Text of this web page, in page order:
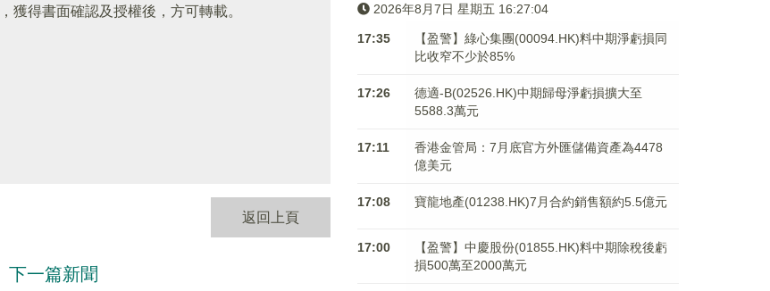
，獲得書面確認及授權後，方可轉載。
返回上頁
下一篇新聞
2026年8月7日 星期五 16:27:05
17:35
【盈警】綠心集團(00094.HK)料中期淨虧損同
比收窄不少於85%
17:26
德適-B(02526.HK)中期歸母淨虧損擴大至
5588.3萬元
17:11
香港金管局：7月底官方外匯儲備資產為4478
億美元
17:08 寶龍地產(01238.HK)7月合約銷售額約5.5億元
17:00
【盈警】中慶股份(01855.HK)料中期除稅後虧
損500萬至2000萬元